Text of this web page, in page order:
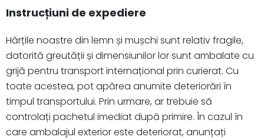
Instrucțiuni de expediere
Hărțile noastre din lemn și mușchi sunt relativ fragile,
datorită greutății și dimensiunilor lor sunt ambalate cu
grijă pentru transport internațional prin curierat. Cu
toate acestea, pot apărea anumite deteriorări în
timpul transportului. Prin urmare, ar trebuie să
controlați pachetul imediat după primire. În cazul în
care ambalajul exterior este deteriorat, anunțați